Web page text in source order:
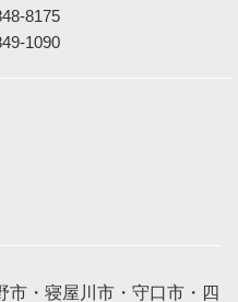
8175
1090
市・寝屋川市・守口市・四